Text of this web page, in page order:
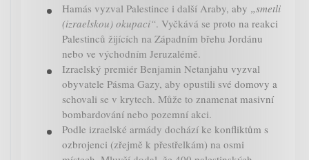
Hamás vyzval Palestince i další Araby, aby „smetli
(izraelskou) okupaci“. Vyčkává se proto na reakci
Palestinců žijících na Západním břehu Jordánu
nebo ve východním Jeruzalémě.
Izraelský premiér Benjamin Netanjahu vyzval
obyvatele Pásma Gazy, aby opustili své domovy a
schovali se v krytech. Může to znamenat masivní
bombardování nebo pozemní akci.
Podle izraelské armády dochází ke konfliktům s
ozbrojenci (zřejmě k přestřelkám) na osmi